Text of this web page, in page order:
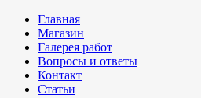
Главная
Магазин
Галерея работ
Вопросы и ответы
Контакт
Статьи